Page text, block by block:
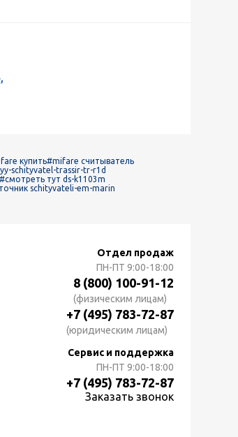
купить#mifare считыватель
schityvatel-trassir-tr-r1d
#смотреть тут ds-k1103m
schityvateli-em-marin
Отдел продаж
ПН-ПТ 9:00-18:00
8 (800) 100-91-12
(физическим лицам)
+7 (495) 783-72-87
(юридическим лицам)
Сервис и поддержка
ПН-ПТ 9:00-18:00
+7 (495) 783-72-87
Заказать звонок